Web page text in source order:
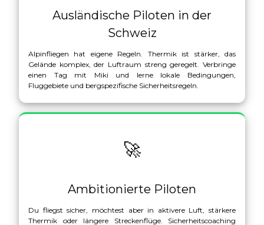
Ausländische Piloten in der
Schweiz
Alpinfliegen hat eigene Regeln. Thermik ist stärker, das
Gelände komplex, der Luftraum streng geregelt. Verbringe
einen Tag mit Miki und lerne lokale Bedingungen,
Fluggebiete und bergspezifische Sicherheitsregeln.
🚀
Ambitionierte Piloten
Du fliegst sicher, möchtest aber in aktivere Luft, stärkere
Thermik oder längere Streckenflüge. Sicherheitscoaching